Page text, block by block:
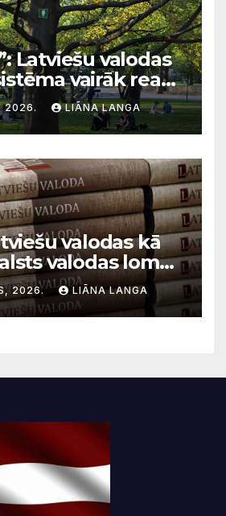
Latviešu valodas
vairāk reaģē
ilgtermiņa
tendencēm
2026. LIĀNA LANGA
valodas kā
valodas lomu
medijos
2026. LIĀNA LANGA